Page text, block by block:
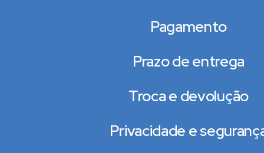
Pagamento
Prazo de entrega
Troca e devolução
Privacidade e